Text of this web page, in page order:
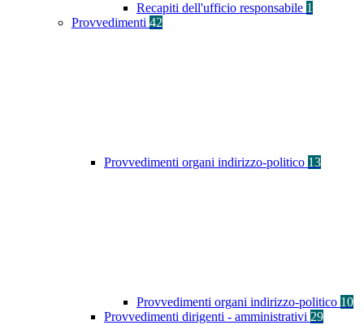
Recapiti dell'ufficio responsabile 1
Provvedimenti 42
Provvedimenti organi indirizzo-politico 13
Provvedimenti organi indirizzo-politico 10
Provvedimenti dirigenti - amministrativi 29